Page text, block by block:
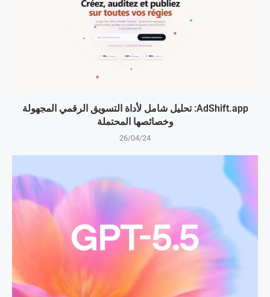
AdShift.app: تحليل شامل لأداة التسويق الرقمي المجهولة
وخصائصها المحتملة
26/04/24